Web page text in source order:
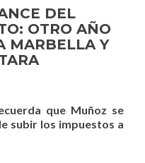
DEL
OTRO AÑO
MARBELLA Y
que Muñoz se
subir los impuestos a